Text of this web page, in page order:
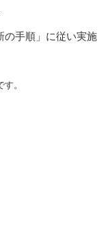
の手順」に従い実施
。